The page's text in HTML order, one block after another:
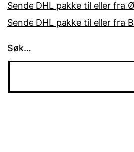
Sende DHL pakke til eller fra
Sende DHL pakke til eller fra
Søk…